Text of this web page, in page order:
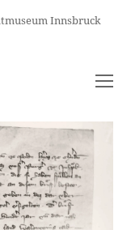
Innsbruck